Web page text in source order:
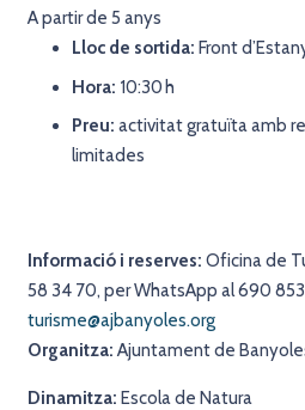
A partir de 5 anys
Lloc de sortida: Front
Hora: 10:30 h
Preu: activitat gratuïta amb
limitades
Informació i reserves: Oficina de
58 34 70, per WhatsApp al 690
turisme@ajbanyoles.org
Organitza: Ajuntament de
Dinamitza: Escola de Natura